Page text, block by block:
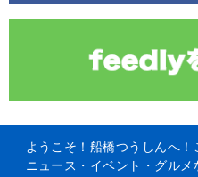
ようこそ！船橋つうしんへ！
ニュース・イベント・グル